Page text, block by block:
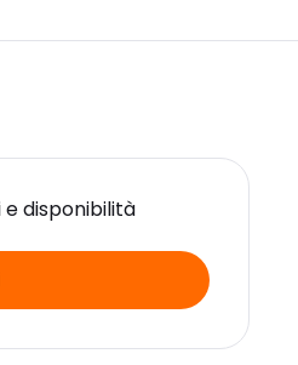
disponibilità